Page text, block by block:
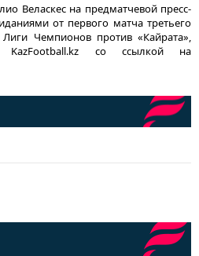
Веласкес на предматчевой пресс-
от первого матча третьего
Чемпионов против «Кайрата»,
KazFootball.kz со ссылкой на